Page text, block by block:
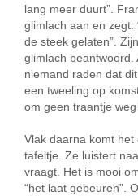
lang meer duurt”.
glimlach aan en zegt:
de steek gelaten”.
glimlach beantwoord.
niemand raden dat
een tweeling op
om geen traantje weg
Vlak daarna komt
tafeltje. Ze luistert
vraagt. Het is mooi
“het laat gebeuren”.